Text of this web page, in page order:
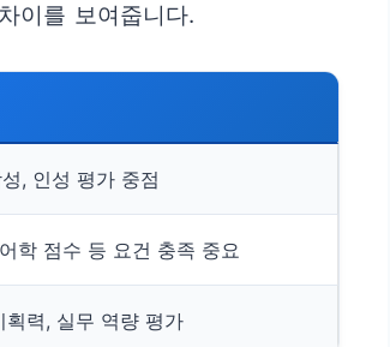
이를 보여줍니다.
, 인성 평가 중점
학 점수 등 요건 충족 중요
획력, 실무 역량 평가